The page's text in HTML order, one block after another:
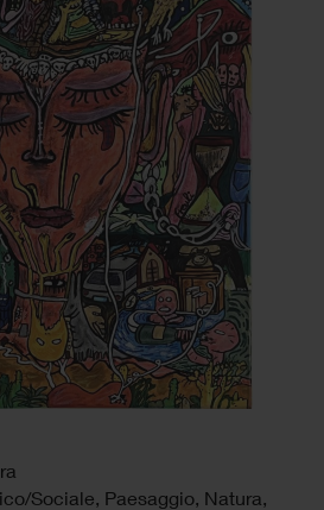
Sociale, Paesaggio, Natura,